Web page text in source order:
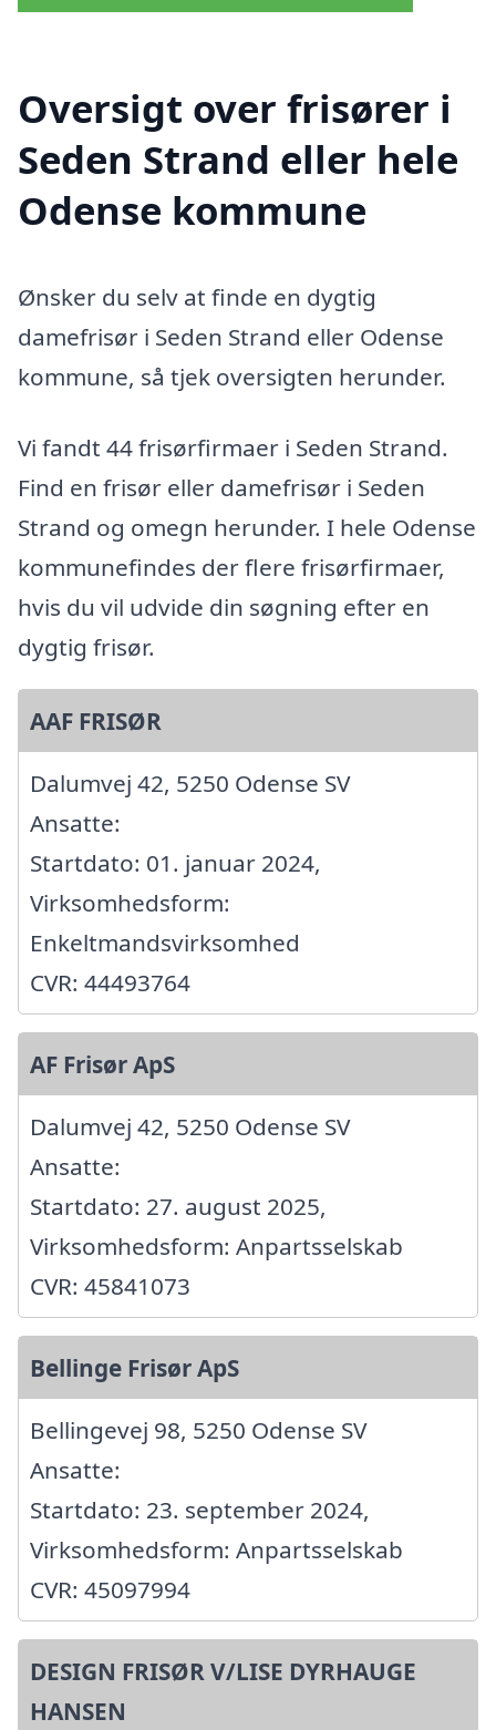
Oversigt over frisører i
Seden Strand eller hele
Odense kommune
Ønsker du selv at finde en dygtig
damefrisør i Seden Strand eller Odense
kommune, så tjek oversigten herunder.
Vi fandt 44 frisørfirmaer i Seden Strand.
Find en frisør eller damefrisør i Seden
Strand og omegn herunder. I hele Odense
kommunefindes der flere frisørfirmaer,
hvis du vil udvide din søgning efter en
dygtig frisør.
AAF FRISØR
Dalumvej 42, 5250 Odense SV
Ansatte:
Startdato: 01. januar 2024,
Virksomhedsform:
Enkeltmandsvirksomhed
CVR: 44493764
AF Frisør ApS
Dalumvej 42, 5250 Odense SV
Ansatte:
Startdato: 27. august 2025,
Virksomhedsform: Anpartsselskab
CVR: 45841073
Bellinge Frisør ApS
Bellingevej 98, 5250 Odense SV
Ansatte:
Startdato: 23. september 2024,
Virksomhedsform: Anpartsselskab
CVR: 45097994
DESIGN FRISØR V/LISE DYRHAUGE
HANSEN